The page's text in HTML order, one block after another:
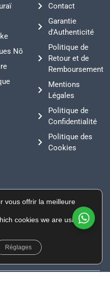
Nō
Contact
Garantie
d'Authenticité
Politique de
Retour et de
Remboursement
Mentions
Légales
Politique de
Confidentialité
Politique des
Cookies
AD100, Andorra
des armures de
directement
collectionneurs et les
vous offrir la meilleure
cookies we are using or
Réglages